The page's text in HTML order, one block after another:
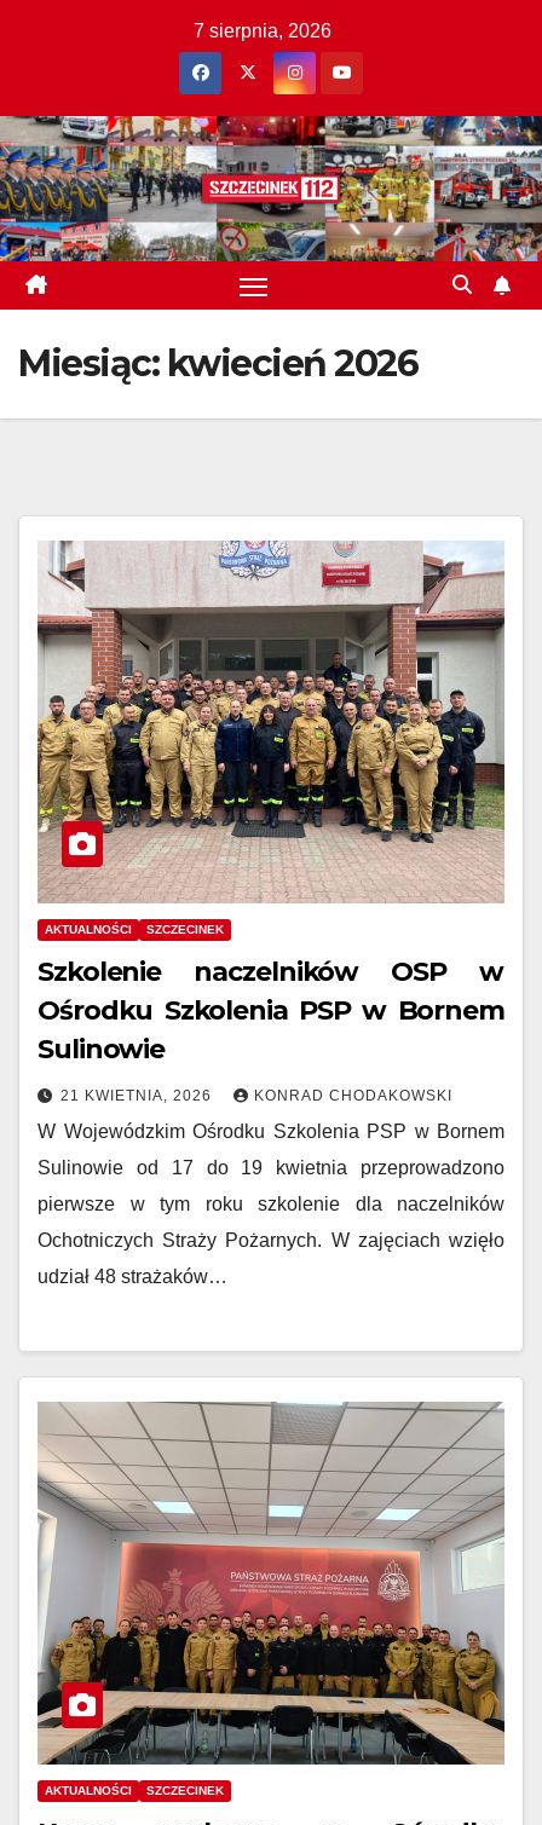
7 sierpnia, 2026
Miesiąc: kwiecień 2026
AKTUALNOŚCI SZCZECINEK
Szkolenie naczelników OSP w
Ośrodku Szkolenia PSP w Bornem
Sulinowie
21 KWIETNIA, 2026 KONRAD CHODAKOWSKI
W Wojewódzkim Ośrodku Szkolenia PSP w Bornem
Sulinowie od 17 do 19 kwietnia przeprowadzono
pierwsze w tym roku szkolenie dla naczelników
Ochotniczych Straży Pożarnych. W zajęciach wzięło
udział 48 strażaków…
AKTUALNOŚCI SZCZECINEK